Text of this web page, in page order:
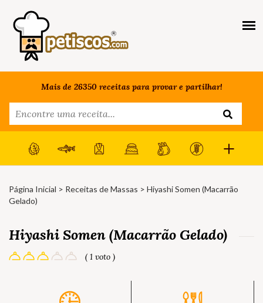
Mais de 26350 receitas para provar e partilhar!
Página Inicial > Receitas de Massas > Hiyashi Somen (Macarrão
Gelado)
Hiyashi Somen (Macarrão Gelado)
( 1 voto )